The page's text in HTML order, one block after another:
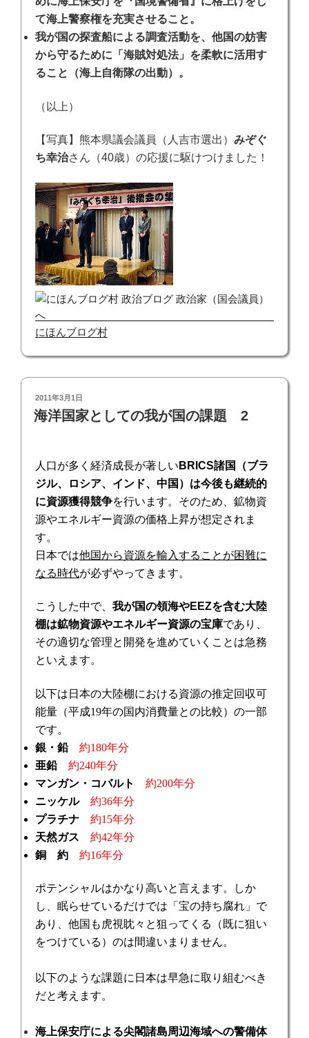
て海上警察権を充実させること。
我が国の探査船による調査活動を、他国の妨害
から守るために「海賊対処法」を柔軟に活用す
ること（海上自衛隊の出動）。
（以上）
【写真】熊本県議会議員（人吉市選出） みぞぐ
ち幸治さん（40歳）の応援に駆けつけました！
にほんブログ村
投
稿
日:
2011年3月1日
海洋国家としての我が国の課題 2
人口が多く経済成長が著しい BRICS諸国（ブラ
ジル、ロシア、インド、中国）は今後も継続的
に資源獲得競争を行います。そのため、鉱物資
源やエネルギー資源の価格上昇が想定されま
す。
日本では他国から資源を輸入することが困難に
なる時代が必ずやってきます。
こうした中で、 我が国の領海やEEZを含む大陸
棚は鉱物資源やエネルギー資源の宝庫であり、
その適切な管理と開発を進めていくことは急務
といえます。
以下は日本の大陸棚における資源の推定回収可
能量（平成19年の国内消費量との比較）の一部
です。
銀・鉛 約180年分
亜鉛 約240年分
マンガン・コバルト 約200年分
ニッケル 約36年分
プラチナ 約15年分
天然ガス 約42年分
銅 約 約16年分
ポテンシャルはかなり高いと言えます。
しか
し、眠らせているだけでは「宝の持ち腐れ」で
あり、他国も虎視眈々と狙ってくる（既に狙い
をつけている）のは間違いまりません。
以下のような課題に日本は早急に取り組むべき
だと考えます。
海上保安庁による尖閣諸島周辺海域への警備体